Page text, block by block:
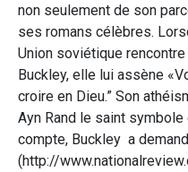
non seulement de son
ses romans célèbres.
Union soviétique
Buckley, elle lui assène
croire en Dieu.” Son
Ayn Rand le saint
compte, Buckley a
(http://